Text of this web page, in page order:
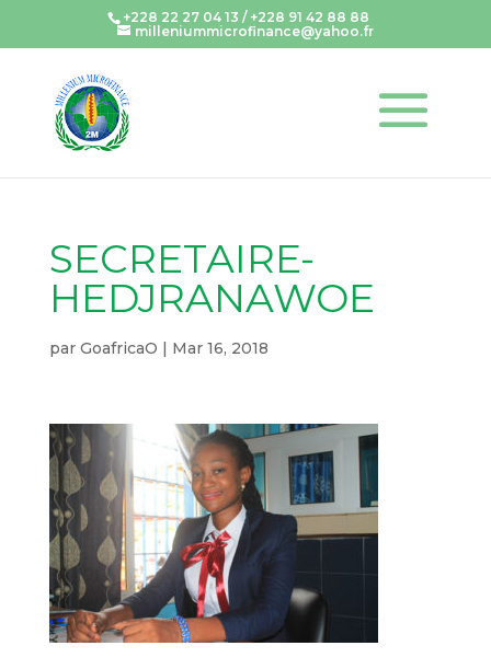
+228 22 27 04 13 / +228 91 42 88 88
milleniummicrofinance@yahoo.fr
SECRETAIRE-
HEDJRANAWOE
par GoafricaO | Mar 16, 2018